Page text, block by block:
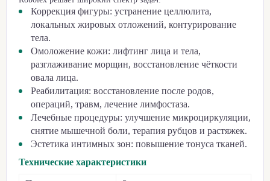
Коррекция фигуры: устранение целлюлита,
локальных жировых отложений, контурирование
тела.
Омоложение кожи: лифтинг лица и тела,
разглаживание морщин, восстановление чёткости
овала лица.
Реабилитация: восстановление после родов,
операций, травм, лечение лимфостаза.
Лечебные процедуры: улучшение микроциркуляции,
снятие мышечной боли, терапия рубцов и растяжек.
Эстетика интимных зон: повышение тонуса тканей.
Технические характеристики